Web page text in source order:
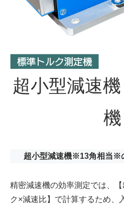
超小型減速
機
超小型減速機※13角相当※
精密減速機の効率測定では、
ク×減速比】で計算するため、